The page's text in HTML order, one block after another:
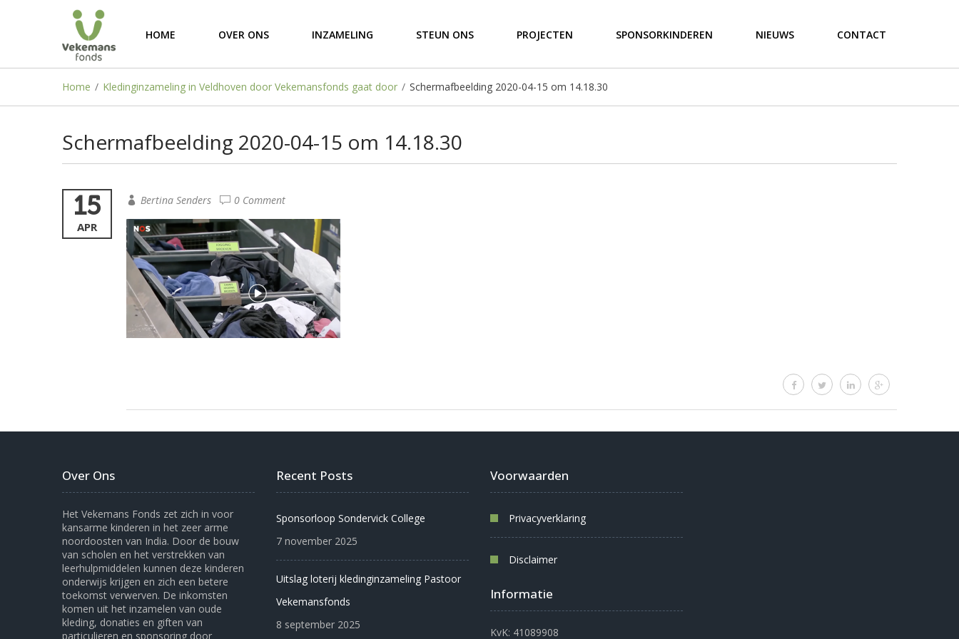
HOME OVER ONS INZAMELING STEUN ONS PROJECTEN SPONSORKINDEREN NIEUWS CONTACT
Home / Kledinginzameling in Veldhoven door Vekemansfonds gaat door / Schermafbeelding 2020-04-15 om 14.18.30
Schermafbeelding 2020-04-15 om 14.18.30
15
APR
Bertina Senders 0 Comment
Over Ons
Het Vekemans Fonds zet zich in voor
kansarme kinderen in het zeer arme
noordoosten van India. Door de bouw
van scholen en het verstrekken van
leerhulpmiddelen kunnen deze kinderen
onderwijs krijgen en zich een betere
toekomst verwerven. De inkomsten
komen uit het inzamelen van oude
kleding, donaties en giften van
particulieren en sponsoring door
Recent Posts
Sponsorloop Sondervick College
7 november 2025
Uitslag loterij kledinginzameling Pastoor
Vekemansfonds
8 september 2025
Voorwaarden
Privacyverklaring
Disclaimer
Informatie
KvK: 41089908